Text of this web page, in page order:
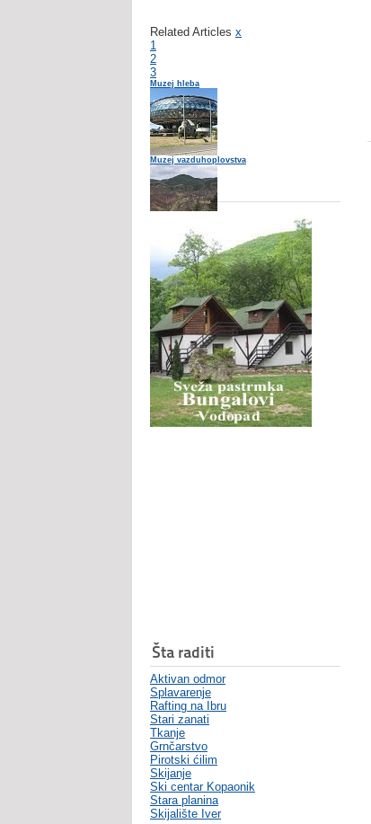
Related Articles x
1
2
3
Muzej hleba
Muzej vazduhoplovstva
Mokra Gora
Lisine 2.5
Šta raditi
Aktivan odmor
Splavarenje
Rafting na Ibru
Stari zanati
Tkanje
Grnčarstvo
Pirotski ćilim
Skijanje
Ski centar Kopaonik
Stara planina
Skijalište Iver